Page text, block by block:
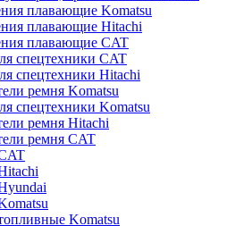
плавающие Komatsu
плавающие Hitachi
плавающие CAT
спецтехники CAT
спецтехники Hitachi
ремня Komatsu
спецтехники Komatsu
ремня Hitachi
ремня CAT
Komatsu